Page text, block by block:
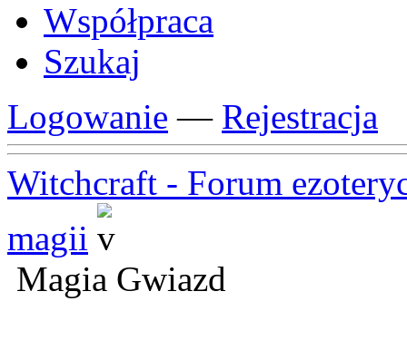
Współpraca
Szukaj
Logowanie — Rejestracja
Witchcraft - Forum
magii
Magia Gwiazd